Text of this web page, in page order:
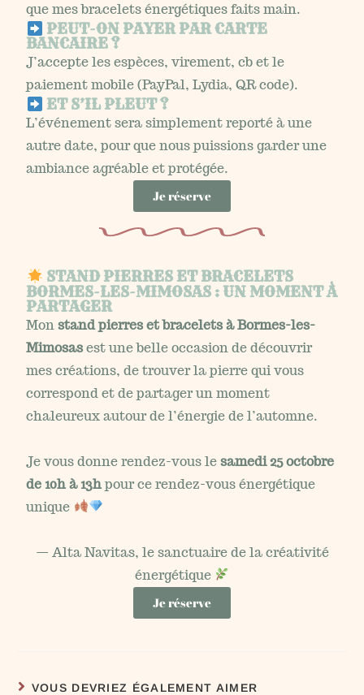
que mes bracelets énergétiques faits main.
PEUT-ON PAYER PAR CARTE
BANCAIRE ?
J’accepte les espèces, virement, cb et le
paiement mobile (PayPal, Lydia, QR code).
ET S’IL PLEUT ?
L’événement sera simplement reporté à une
autre date, pour que nous puissions garder une
ambiance agréable et protégée.
Je réserve
STAND PIERRES ET BRACELETS
BORMES-LES-MIMOSAS : UN MOMENT À
PARTAGER
Monstand pierres et bracelets à Bormes-les-
Mimosasest une belle occasion de découvrir
mes créations, de trouver la pierre qui vous
correspond et de partager un moment
chaleureux autour de l’énergie de l’automne.
Je vous donne rendez-vous lesamedi 25 octobre
de 10h à 13hpour ce rendez-vous énergétique
unique
— Alta Navitas, le sanctuaire de la créativité
énergétique
Je réserve
VOUS DEVRIEZ ÉGALEMENT AIMER